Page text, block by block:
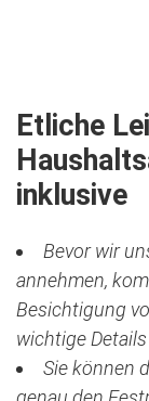
Etliche
inklusive
Bevor wir
annehmen,
Besichtigung
wichtige
Sie können